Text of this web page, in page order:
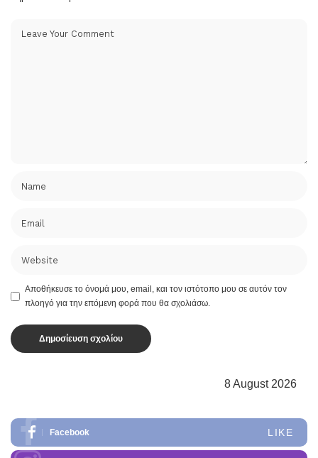
Αποθήκευσε το όνομά μου, email, και τον ιστότοπο μου σε αυτόν τον
πλοηγό για την επόμενη φορά που θα σχολιάσω.
8 August 2026
Facebook LIKE